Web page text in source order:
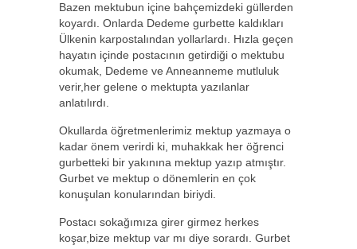
Bazen mektubun içine bahçemizdeki güllerden
koyardı. Onlarda Dedeme gurbette kaldıkları
Ülkenin karpostalından yollarlardı. Hızla geçen
hayatın içinde postacının getirdiği o mektubu
okumak, Dedeme ve Anneanneme mutluluk
verir,her gelene o mektupta yazılanlar
anlatılırdı.
Okullarda öğretmenlerimiz mektup yazmaya o
kadar önem verirdi ki, muhakkak her öğrenci
gurbetteki bir yakınına mektup yazıp atmıştır.
Gurbet ve mektup o dönemlerin en çok
konuşulan konularından biriydi.
Postacı sokağımıza girer girmez herkes
koşar,bize mektup var mı diye sorardı. Gurbet